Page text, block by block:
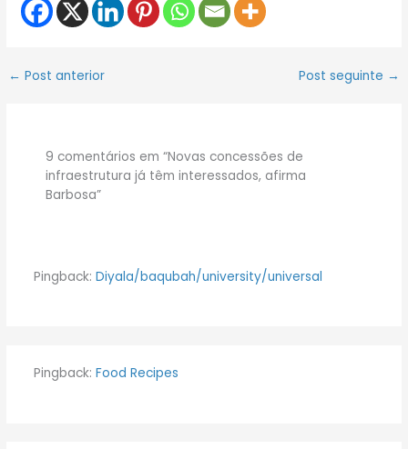
← Post anterior Post seguinte →
9 comentários em “Novas concessões de
infraestrutura já têm interessados, afirma
Barbosa”
Pingback: Diyala/baqubah/university/universal
Pingback: Food Recipes